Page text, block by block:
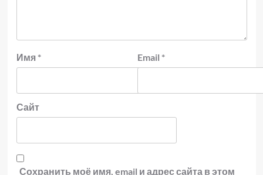
Имя * Email *
Сайт
Сохранить моё имя, email и адрес сайта в этом